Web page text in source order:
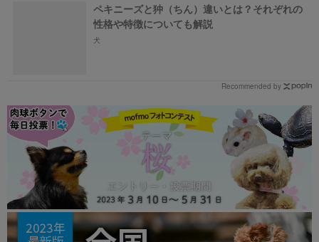
ペキニーズと狆（ちん）違いとは？それぞれの
性格や特徴についても解説
犬
Recommended by